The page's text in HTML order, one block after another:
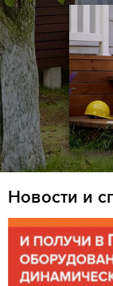
Новости и